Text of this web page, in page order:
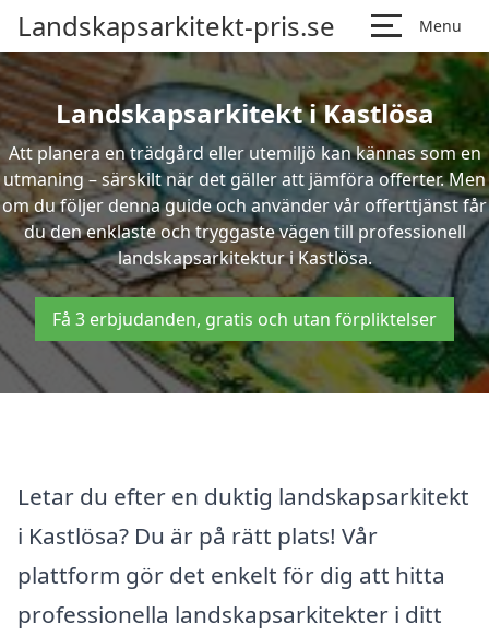
Landskapsarkitekt-pris.se Menu
Landskapsarkitekt i Kastlösa
Att planera en trädgård eller utemiljö kan kännas som en
utmaning – särskilt när det gäller att jämföra offerter. Men
om du följer denna guide och använder vår offerttjänst får
du den enklaste och tryggaste vägen till professionell
landskapsarkitektur i Kastlösa.
Få 3 erbjudanden, gratis och utan förpliktelser
Letar du efter en duktig landskapsarkitekt
i Kastlösa? Du är på rätt plats! Vår
plattform gör det enkelt för dig att hitta
professionella landskapsarkitekter i ditt